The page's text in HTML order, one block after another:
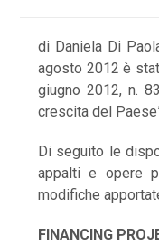
di Daniela Di
agosto 2012 è
giugno 2012, n.
crescita del
Di seguito le
appalti e opere
modifiche
FINANCING